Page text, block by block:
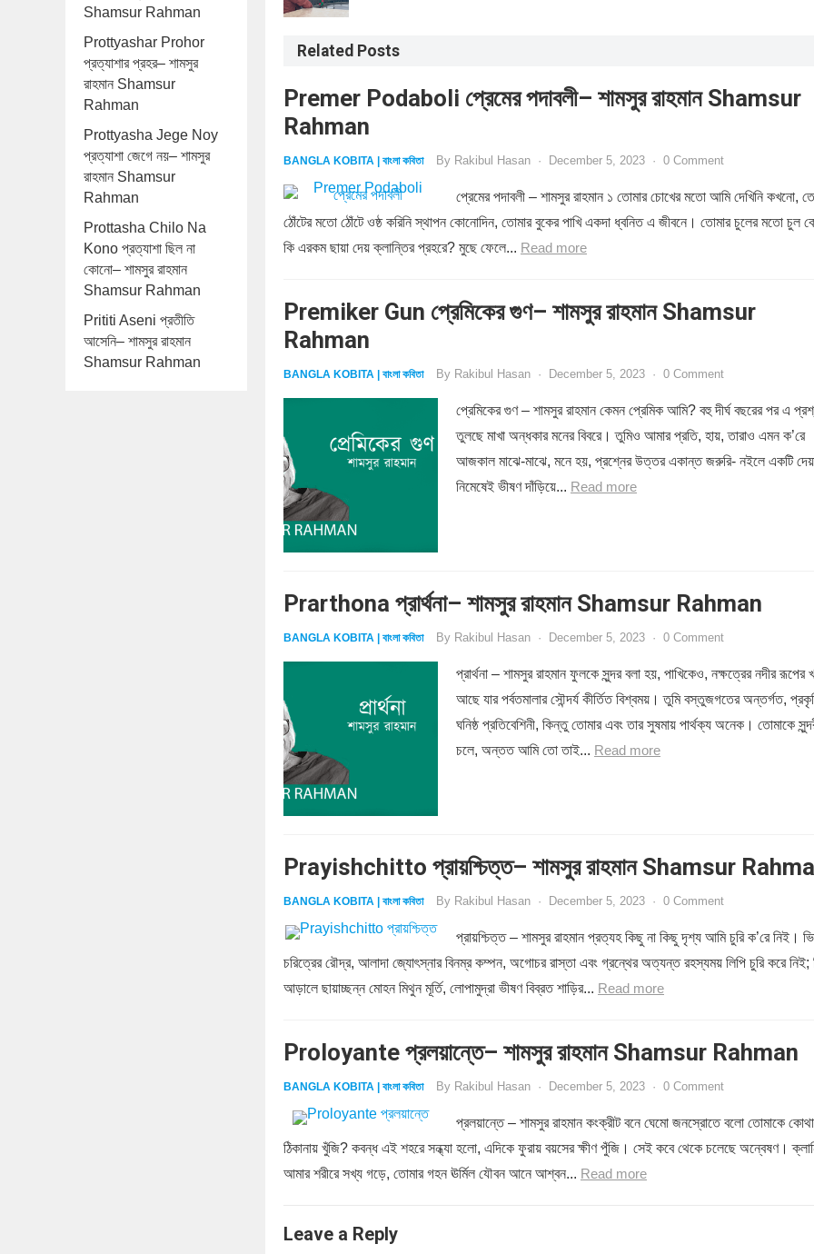
Shamsur Rahman
Prottyashar Prohor
প্রত্যাশার প্রহর– শামসুর
রাহমান Shamsur
Rahman
Prottyasha Jege Noy
প্রত্যাশা জেগে নয়– শামসুর
রাহমান Shamsur
Rahman
Prottasha Chilo Na
Kono প্রত্যাশা ছিল না
কোনো– শামসুর রাহমান
Shamsur Rahman
Prititi Aseni প্রতীতি
আসেনি– শামসুর রাহমান
Shamsur Rahman
Related Posts
Premer Podaboli প্রেমের পদাবলী– শামসুর রাহমান Shamsur
Rahman
BANGLA KOBITA | বাংলা কবিতা By Rakibul Hasan · December 5, 2023 · 0 Comment
প্রেমের পদাবলী – শামসুর রাহমান ১ তোমার চোখের মতো আমি দেখিনি কখনো,
ঠোঁটের মতো ঠোঁটে ওষ্ঠ করিনি স্থাপন কোনোদিন, তোমার বুকের পাখি একদা ধ্বনিত এ জীবনে। তোমার চুলের মতো চুল
কি এরকম ছায়া দেয় ক্লান্তির প্রহরে? মুছে ফেলে... Read more
Premiker Gun প্রেমিকের গুণ– শামসুর রাহমান Shamsur
Rahman
BANGLA KOBITA | বাংলা কবিতা By Rakibul Hasan · December 5, 2023 · 0 Comment
প্রেমিকের গুণ – শামসুর রাহমান কেমন প্রেমিক আমি? বহু দীর্ঘ বছরের পর এ
তুলছে মাখা অন্ধকার মনের বিবরে। তুমিও আমার প্রতি, হায়, তারাও এমন ক’রে
আজকাল মাঝে-মাঝে, মনে হয়, প্রশ্নের উত্তর একান্ত জরুরি- নইলে একটি
নিমেষেই ভীষণ দাঁড়িয়ে... Read more
Prarthona প্রার্থনা– শামসুর রাহমান Shamsur Rahman
BANGLA KOBITA | বাংলা কবিতা By Rakibul Hasan · December 5, 2023 · 0 Comment
প্রার্থনা – শামসুর রাহমান ফুলকে সুন্দর বলা হয়, পাখিকেও, নক্ষত্রের নদীর রূপের
আছে যার পর্বতমালার সৌন্দর্য কীর্তিত বিশ্বময়। তুমি বস্তুজগতের অন্তর্গত,
ঘনিষ্ঠ প্রতিবেশিনী, কিন্তু তোমার এবং তার সুষমায় পার্থক্য অনেক। তোমাকে
চলে, অন্তত আমি তো তাই... Read more
Prayishchitto প্রায়শ্চিত্ত– শামসুর রাহমান Shamsur
BANGLA KOBITA | বাংলা কবিতা By Rakibul Hasan · December 5, 2023 · 0 Comment
প্রায়শ্চিত্ত – শামসুর রাহমান প্রত্যহ কিছু না কিছু দৃশ্য আমি চুরি ক’রে নিই।
চরিত্রের রৌদ্র, আলাদা জ্যোৎস্নার বিনম্র কম্পন, অগোচর রাস্তা এবং গ্রন্থের অত্যন্ত রহস্যময় লিপি চুরি করে নিই;
আড়ালে ছায়াচ্ছন্ন মোহন মিথুন মূর্তি, লোপামুদ্রা ভীষণ বিব্রত শাড়ির... Read more
Proloyante প্রলয়ান্তে– শামসুর রাহমান Shamsur Rahman
BANGLA KOBITA | বাংলা কবিতা By Rakibul Hasan · December 5, 2023 · 0 Comment
প্রলয়ান্তে – শামসুর রাহমান কংক্রীট বনে ঘেমো জনস্রোতে বলো তোমাকে
ঠিকানায় খুঁজি? কবন্ধ এই শহরে সন্ধ্যা হলো, এদিকে ফুরায় বয়সের ক্ষীণ পুঁজি। সেই কবে থেকে চলেছে অন্বেষণ।
আমার শরীরে সখ্য গড়ে, তোমার গহন ঊর্মিল যৌবন আনে আশ্বন... Read more
Leave a Reply